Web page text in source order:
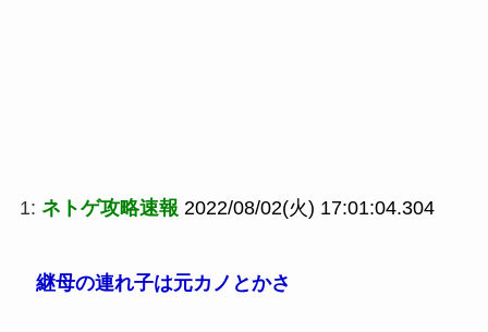
1: ネトゲ攻略速報 2022/08/02(火) 17:01:04.304
継母の連れ子は元カノとかさ